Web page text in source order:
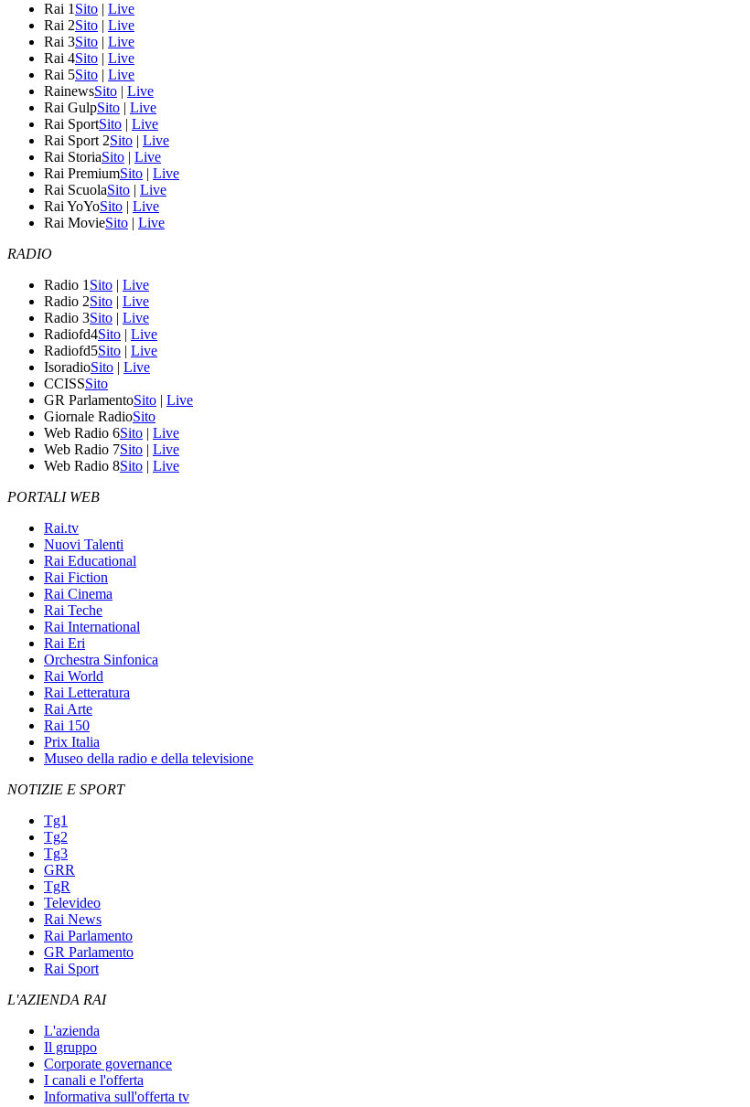
Rai 1 Sito | Live
Rai 2Sito | Live
Rai 3Sito | Live
Rai 4Sito | Live
Rai 5Sito | Live
RainewsSito | Live
Rai GulpSito | Live
Rai SportSito | Live
Rai Sport 2Sito | Live
Rai StoriaSito | Live
Rai PremiumSito | Live
Rai ScuolaSito | Live
Rai YoYoSito | Live
Rai MovieSito | Live
RADIO
Radio 1 Sito | Live
Radio 2Sito | Live
Radio 3Sito | Live
Radiofd4Sito | Live
Radiofd5Sito | Live
IsoradioSito | Live
CCISSSito
GR ParlamentoSito | Live
Giornale RadioSito
Web Radio 6Sito | Live
Web Radio 7Sito | Live
Web Radio 8Sito | Live
PORTALI WEB
Rai.tv
Nuovi Talenti
Rai Educational
Rai Fiction
Rai Cinema
Rai Teche
Rai International
Rai Eri
Orchestra Sinfonica
Rai World
Rai Letteratura
Rai Arte
Rai 150
Prix Italia
Museo della radio e della televisione
NOTIZIE E SPORT
Tg1
Tg2
Tg3
GRR
TgR
Televideo
Rai News
Rai Parlamento
GR Parlamento
Rai Sport
L'AZIENDA RAI
L'azienda
Il gruppo
Corporate governance
I canali e l'offerta
Informativa sull'offerta tv